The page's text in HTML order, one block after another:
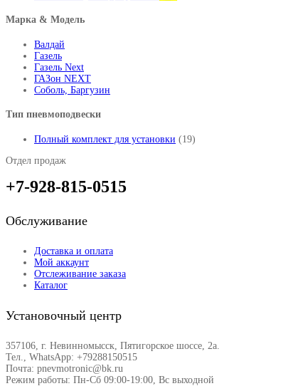
Марка & Модель
Валдай
Газель
Газель Next
ГАЗон NEXT
Соболь, Баргузин
Тип пневмоподвески
Полный комплект для установки (19)
Отдел продаж
+7-928-815-0515
Обслуживание
Доставка и оплата
Мой аккаунт
Отслеживание заказа
Каталог
Установочный центр
357106, г. Невинномысск, Пятигорское шоссе, 2а.
Тел., WhatsApp: +79288150515
Почта: pnevmotronic@bk.ru
Режим работы: Пн-Сб 09:00-19:00, Вс выходной